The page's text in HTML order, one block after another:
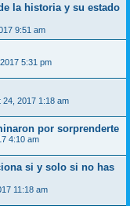
la historia y su estado
9:51 am
5:31 pm
24, 2017 1:18 am
por sorprenderte
4:10 am
si y solo si no has
11:18 am